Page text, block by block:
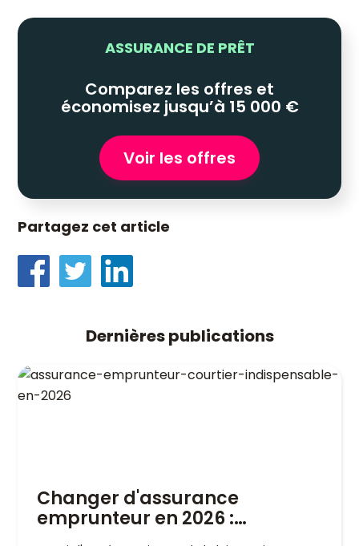
ASSURANCE DE PRÊT
Comparez les offres et
économisez jusqu’à 15 000 €
Voir les offres
Partagez cet article
Dernières publications
Changer d'assurance
emprunteur en 2026 :
pourquoi un courtier est